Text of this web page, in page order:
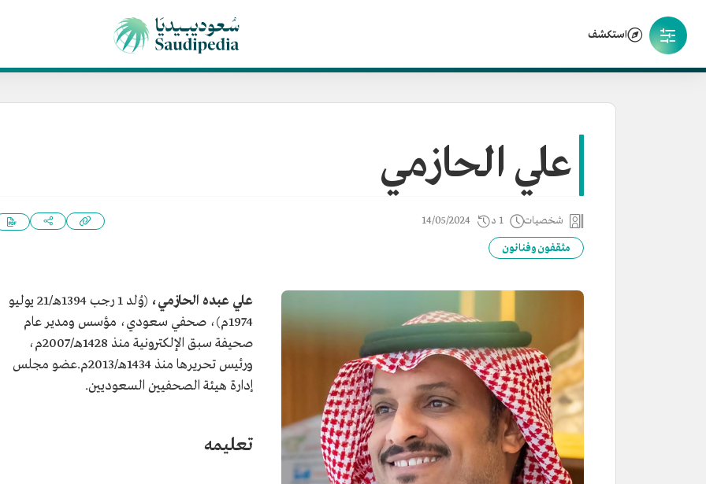
استكشف
علي الحازمي
شخصيات 1 د 14/05/2024
مثقفون وفنانون
علي عبده الحازمي،
(وُلد 1 رجب 1394هـ/21 يوليو
1974م)، صحفي سعودي، مؤسس ومدير عام
صحيفة سبق الإلكترونية منذ 1428هـ/2007م،
ورئيس تحريرها منذ 1434هـ/2013م.عضو مجلس
إدارة هيئة الصحفيين السعوديين.
تعليمه